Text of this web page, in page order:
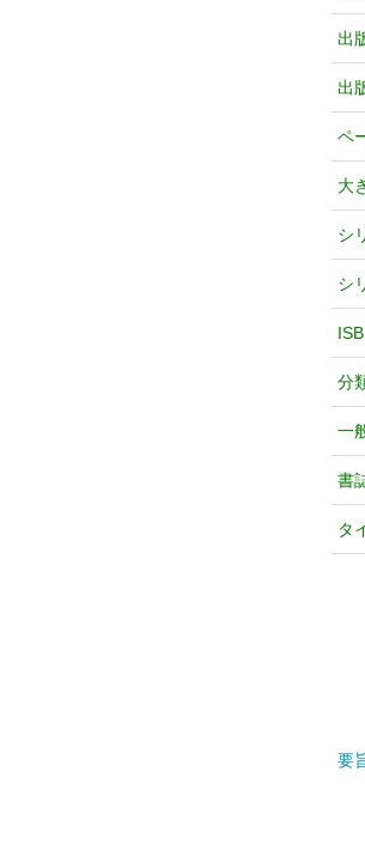
出
出
ペ
大
シ
シ
分
一
書
タ
要